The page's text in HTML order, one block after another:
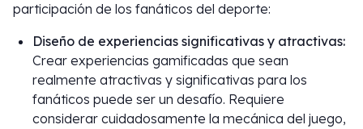
participación de los fanáticos del deporte:
Diseño de experiencias significativas y atractivas:
Crear experiencias gamificadas que sean
realmente atractivas y significativas para los
fanáticos puede ser un desafío. Requiere
considerar cuidadosamente la mecánica del juego,